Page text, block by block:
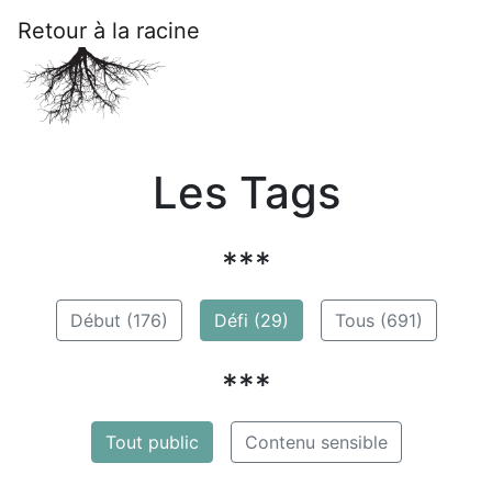
Retour à la racine
Les Tags
***
Début (176) Défi (29) Tous (691)
***
Tout public Contenu sensible